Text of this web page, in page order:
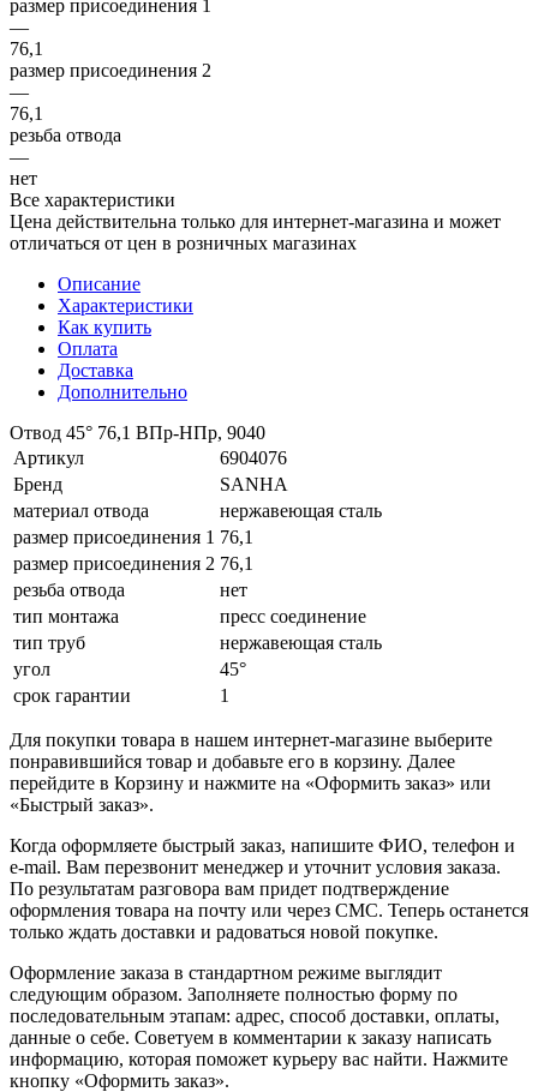
размер присоединения 1
—
76,1
размер присоединения 2
—
76,1
резьба отвода
—
нет
Все характеристики
Цена действительна только для интернет-магазина и может
отличаться от цен в розничных магазинах
Описание
Характеристики
Как купить
Оплата
Доставка
Дополнительно
Отвод 45° 76,1 ВПр-НПр, 9040
Артикул
6904076
Бренд
SANHA
материал отвода
нержавеющая сталь
размер присоединения 1 76,1
размер присоединения 2 76,1
резьба отвода
нет
тип монтажа
пресс соединение
тип труб
нержавеющая сталь
угол
45°
срок гарантии
1
Для покупки товара в нашем интернет-магазине выберите
понравившийся товар и добавьте его в корзину. Далее
перейдите в Корзину и нажмите на «Оформить заказ» или
«Быстрый заказ».
Когда оформляете быстрый заказ, напишите ФИО, телефон и
e-mail. Вам перезвонит менеджер и уточнит условия заказа.
По результатам разговора вам придет подтверждение
оформления товара на почту или через СМС. Теперь останется
только ждать доставки и радоваться новой покупке.
Оформление заказа в стандартном режиме выглядит
следующим образом. Заполняете полностью форму по
последовательным этапам: адрес, способ доставки, оплаты,
данные о себе. Советуем в комментарии к заказу написать
информацию, которая поможет курьеру вас найти. Нажмите
кнопку «Оформить заказ».